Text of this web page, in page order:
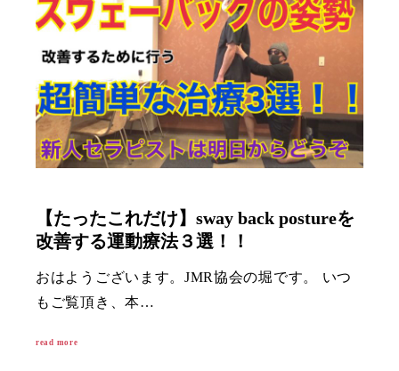
【たったこれだけ】sway back postureを
改善する運動療法３選！！
おはようございます。JMR協会の堀です。 いつ
もご覧頂き、本…
read more